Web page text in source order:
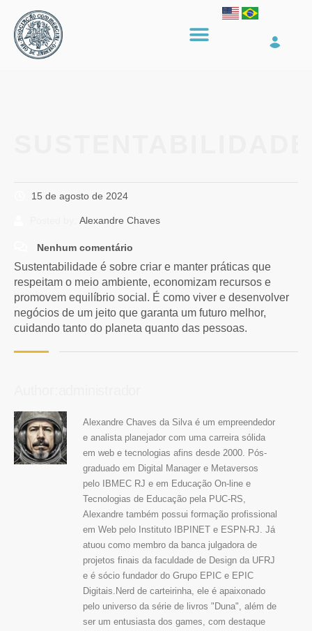
15 de agosto de 2024
Alexandre Chaves
Nenhum comentário
Sustentabilidade é sobre criar e manter práticas que
respeitam o meio ambiente, economizam recursos e
promovem equilíbrio social. É como viver e desenvolver
negócios de um jeito que garanta um futuro melhor,
cuidando tanto do planeta quanto das pessoas.
Alexandre Chaves da Silva é um empreendedor
e analista planejador com uma carreira sólida
em web e tecnologias afins desde 2000. Pós-
graduado em Digital Manager e Metaversos
pelo IBMEC RJ e em Educação On-line e
Tecnologias de Educação pela PUC-RS,
Alexandre também possui formação profissional
em Web pelo Instituto IBPINET e ESPN-RJ. Já
atuou como membro da banca julgadora de
projetos finais da faculdade de Design da UFRJ
e é sócio fundador do Grupo EPIC e EPIC
Digitais.Nerd de carteirinha, ele é apaixonado
pelo universo da série de livros "Duna", além de
ser um entusiasta dos games, com destaque